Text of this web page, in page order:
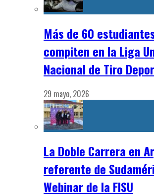
Más de 60
compiten en la Liga
Nacional de Tiro
29 mayo, 2026
La Doble Carrera en
referente de
Webinar de la FISU